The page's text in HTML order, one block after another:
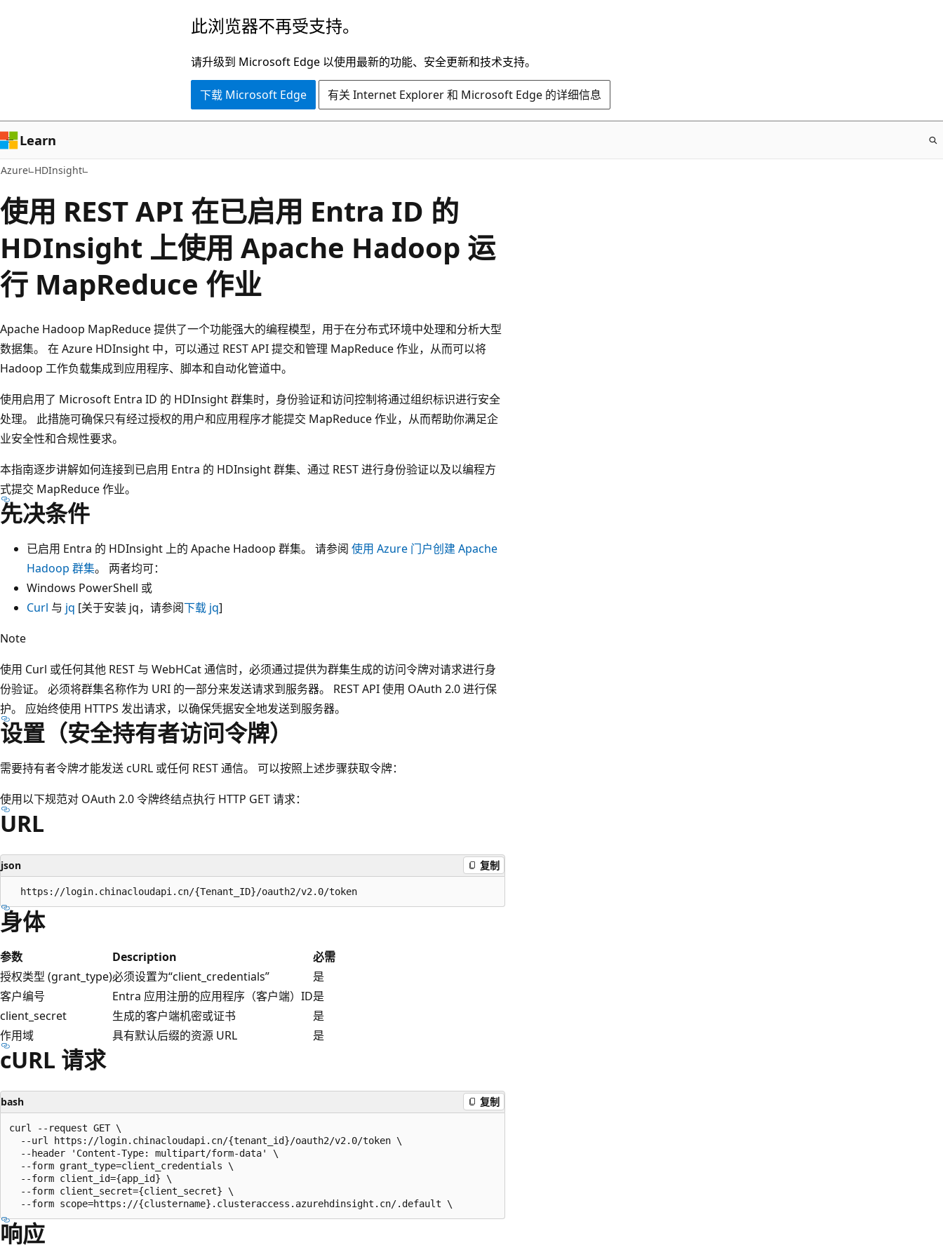
容
此浏览器不再受支持。
请升级到 Microsoft Edge 以使用最新的功能、安全更新和技术支持。
下载 Microsoft Edge 有关 Internet Explorer 和 Microsoft Edge 的详细信息
Learn
Azure HDInsight
使用 REST API 在已启用 Entra ID 的
HDInsight 上使用 Apache Hadoop 运
行 MapReduce 作业
Apache Hadoop MapReduce 提供了一个功能强大的编程模型，用于在分布式环境中处理和分析大型
数据集。 在 Azure HDInsight 中，可以通过 REST API 提交和管理 MapReduce 作业，从而可以将
Hadoop 工作负载集成到应用程序、脚本和自动化管道中。
使用启用了 Microsoft Entra ID 的 HDInsight 群集时，身份验证和访问控制将通过组织标识进行安全
处理。 此措施可确保只有经过授权的用户和应用程序才能提交 MapReduce 作业，从而帮助你满足企
业安全性和合规性要求。
本指南逐步讲解如何连接到已启用 Entra 的 HDInsight 群集、通过 REST 进行身份验证以及以编程方
式提交 MapReduce 作业。
先决条件
已启用 Entra 的 HDInsight 上的 Apache Hadoop 群集。 请参阅 使用 Azure 门户创建 Apache
Hadoop 群集。 两者均可：
Windows PowerShell 或
Curl 与 jq [关于安装 jq，请参阅下载 jq]
Note
使用 Curl 或任何其他 REST 与 WebHCat 通信时，必须通过提供为群集生成的访问令牌对请求进行身
份验证。 必须将群集名称作为 URI 的一部分来发送请求到服务器。 REST API 使用 OAuth 2.0 进行保
护。 应始终使用 HTTPS 发出请求，以确保凭据安全地发送到服务器。
设置（安全持有者访问令牌）
需要持有者令牌才能发送 cURL 或任何 REST 通信。 可以按照上述步骤获取令牌：
使用以下规范对 OAuth 2.0 令牌终结点执行 HTTP GET 请求：
URL
json 复制
身体
参数 Description
必需
授权类型 (grant_type)必须设置为“client_credentials”
是
客户编号
Entra 应用注册的应用程序（客户端）ID是
client_secret
生成的客户端机密或证书
是
作用域
具有默认后缀的资源 URL 是
cURL 请求
bash 复制
curl --request GET \
  --url https://login.chinacloudapi.cn/{tenant_id}/oauth2/v2.0/token \
  --header 'Content-Type: multipart/form-data' \
  --form grant_type=client_credentials \
  --form client_id={app_id} \
  --form client_secret={client_secret} \
响应